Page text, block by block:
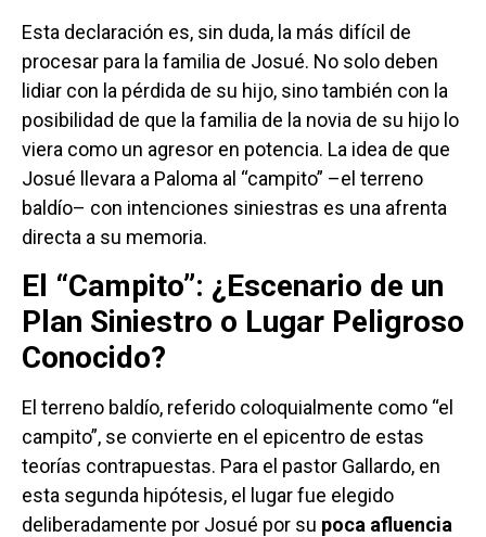
Esta declaración es, sin duda, la más difícil de
procesar para la familia de Josué. No solo deben
lidiar con la pérdida de su hijo, sino también con la
posibilidad de que la familia de la novia de su hijo lo
viera como un agresor en potencia. La idea de que
Josué llevara a Paloma al “campito” –el terreno
baldío– con intenciones siniestras es una afrenta
directa a su memoria.
El “Campito”: ¿Escenario de un
Plan Siniestro o Lugar Peligroso
Conocido?
El terreno baldío, referido coloquialmente como “el
campito”, se convierte en el epicentro de estas
teorías contrapuestas. Para el pastor Gallardo, en
esta segunda hipótesis, el lugar fue elegido
deliberadamente por Josué por su poca afluencia